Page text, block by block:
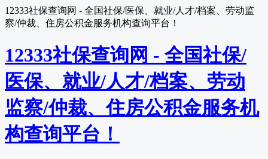
12333社保查询网 - 全国社保/医保、就业/人才/档案、劳动监
察/仲裁、住房公积金服务机构查询平台！
12333社保查询网 - 全国社保/
医保、就业/人才/档案、劳动
监察/仲裁、住房公积金服务机
构查询平台！